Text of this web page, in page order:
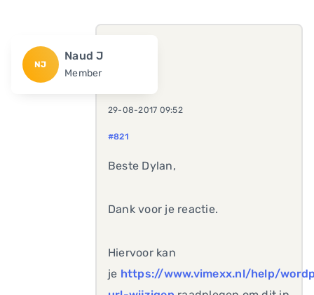
NJ
Naud J
Member
29-08-2017 09:52
#821
Beste Dylan,
Dank voor je reactie.
Hiervoor kan
je https://www.vimexx.nl/help/